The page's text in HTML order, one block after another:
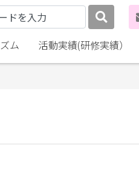
ム 活動実績(研修実績）